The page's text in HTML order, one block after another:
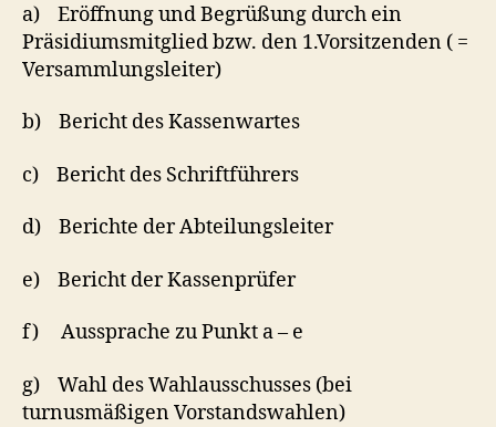
a) Eröffnung und Begrüßung durch ein
Präsidiumsmitglied bzw. den 1.Vorsitzenden ( =
Versammlungsleiter)
b) Bericht des Kassenwartes
c) Bericht des Schriftführers
d) Berichte der Abteilungsleiter
e) Bericht der Kassenprüfer
f) Aussprache zu Punkt a – e
g) Wahl des Wahlausschusses (bei
turnusmäßigen Vorstandswahlen)